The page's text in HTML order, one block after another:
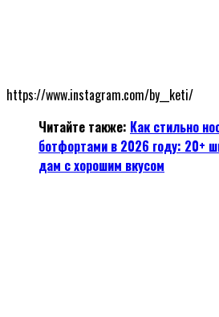
https://www.instagram.com/by__keti/
Читайте также: Как стильно
ботфортами в 2026 году: 20+
дам с хорошим вкусом